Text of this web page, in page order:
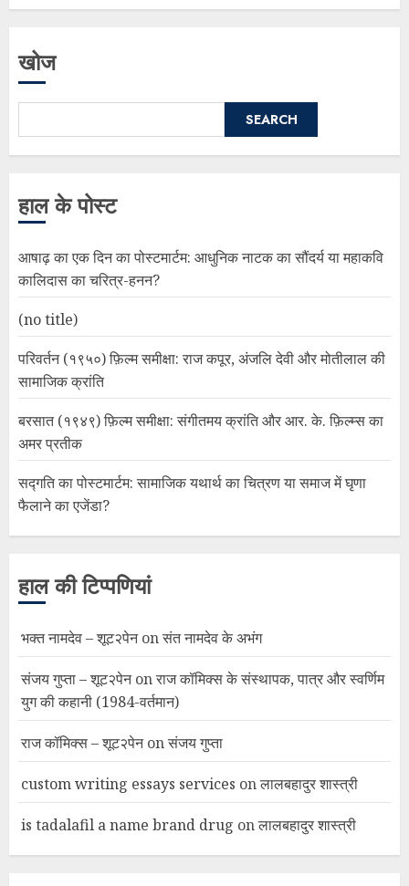
खोज
SEARCH
हाल के पोस्ट
आषाढ़ का एक दिन का पोस्टमार्टम: आधुनिक नाटक का सौंदर्य या महाकवि
कालिदास का चरित्र-हनन?
(no title)
परिवर्तन (१९५०) फ़िल्म समीक्षा: राज कपूर, अंजलि देवी और मोतीलाल की
सामाजिक क्रांति
बरसात (१९४९) फ़िल्म समीक्षा: संगीतमय क्रांति और आर. के. फ़िल्म्स का
अमर प्रतीक
सद्गति का पोस्टमार्टम: सामाजिक यथार्थ का चित्रण या समाज में घृणा
फैलाने का एजेंडा?
हाल की टिप्पणियां
भक्त नामदेव – शूट२पेनonसंत नामदेव के अभंग
संजय गुप्ता – शूट२पेनonराज कॉमिक्स के संस्थापक, पात्र और स्वर्णिम
युग की कहानी (1984-वर्तमान)
राज कॉमिक्स – शूट२पेनonसंजय गुप्ता
custom writing essays services onलालबहादुर शास्त्री
is tadalafil a name brand drug onलालबहादुर शास्त्री